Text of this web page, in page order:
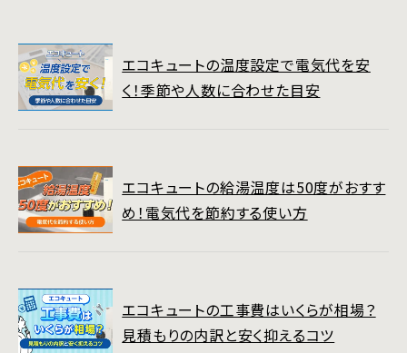
エコキュートの温度設定で電気代を安
く！季節や人数に合わせた目安
エコキュートの給湯温度は50度がおすす
め！電気代を節約する使い方
エコキュートの工事費はいくらが相場？
見積もりの内訳と安く抑えるコツ